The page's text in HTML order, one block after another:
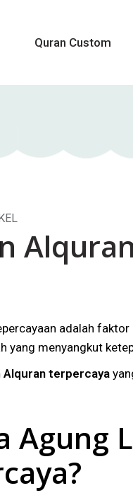
Quran Custom
adalah
yang menyangkut
terpercaya
Agung